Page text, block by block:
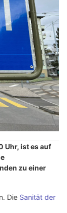
Uhr, ist es auf
zu einer
Die Sanität der